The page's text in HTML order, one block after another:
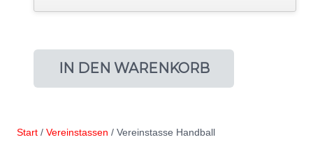
IN DEN WARENKORB
Start / Vereinstassen / Vereinstasse Handball